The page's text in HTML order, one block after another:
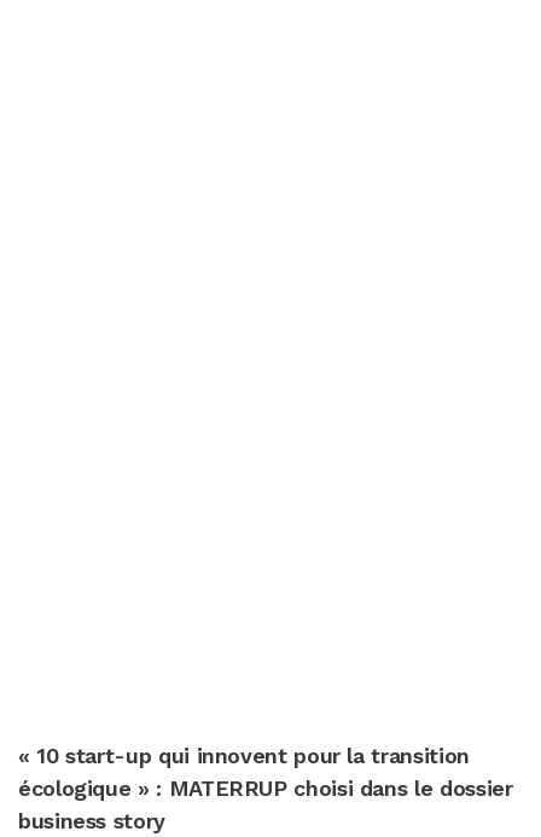
« 10 start-up qui innovent pour la transition
écologique » : MATERRUP choisi dans le dossier
business story